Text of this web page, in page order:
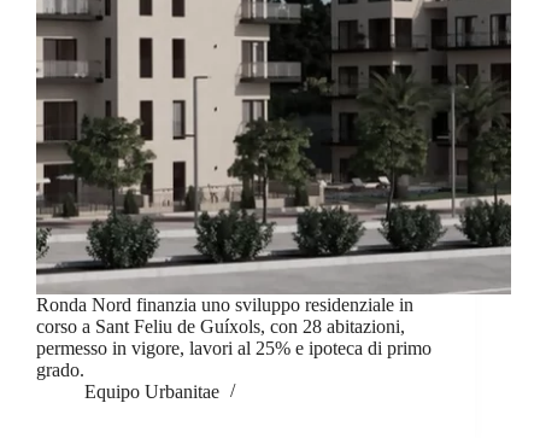
Ronda Nord finanzia uno sviluppo residenziale in
corso a Sant Feliu de Guíxols, con 28 abitazioni,
permesso in vigore, lavori al 25% e ipoteca di primo
grado.
Equipo Urbanitae